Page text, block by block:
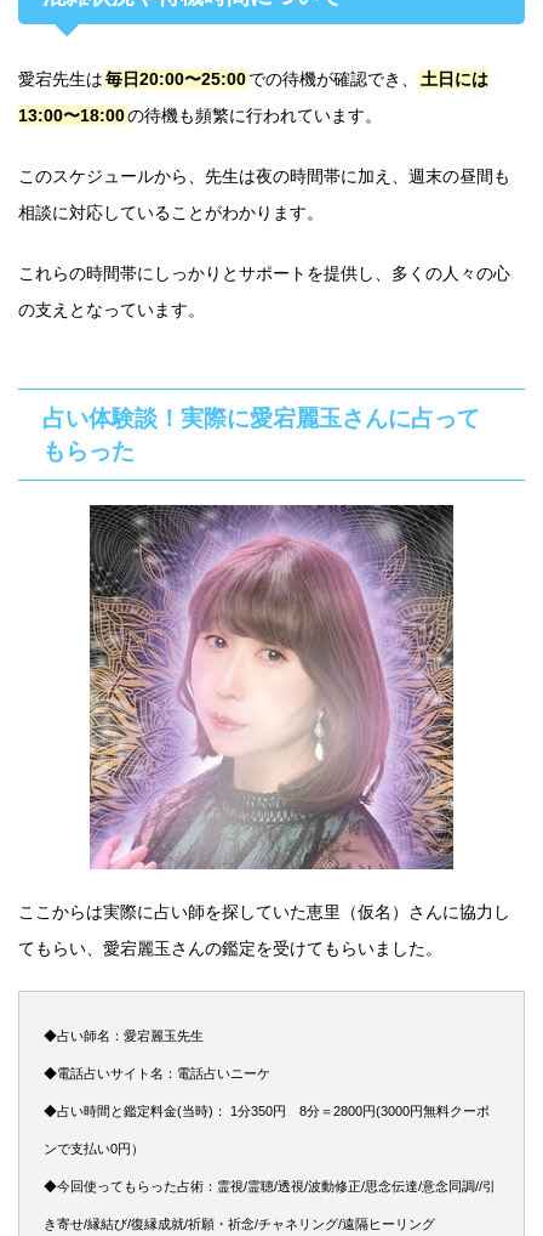
愛宕先生は毎日20:00〜25:00での待機が確認でき、
土日には
13:00〜18:00の待機も頻繁に行われています。
このスケジュールから、先生は夜の時間帯に加え、週末の昼間も
相談に対応していることがわかります。
これらの時間帯にしっかりとサポートを提供し、多くの人々の心
の支えとなっています。
占い体験談！実際に愛宕麗玉さんに占って
もらった
ここからは実際に占い師を探していた恵里（仮名）さんに協力し
てもらい、愛宕麗玉さんの鑑定を受けてもらいました。
◆占い師名：愛宕麗玉先生
◆電話占いサイト名：電話占いニーケ
◆占い時間と鑑定料金(当時)： 1分350円 8分＝2800円(3000円無料クーポ
ンで支払い0円）
◆今回使ってもらった占術：霊視/霊聴/透視/波動修正/思念伝達/意念同調//引
き寄せ/縁結び/復縁成就/祈願・祈念/チャネリング/遠隔ヒーリング